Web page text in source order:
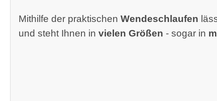
Mithilfe der praktischen Wendeschlaufen
und steht Ihnen in vielen Größen - sogar in